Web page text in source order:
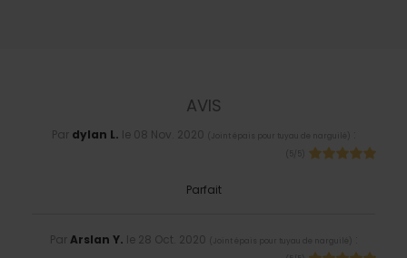
AVIS
Par dylan L. le 08 Nov. 2020 Joint épais pour tuyau de narguilé
Parfait
ParArslan Y. le 28 Oct. 2020 Joint épais pour tuyau de narguilé